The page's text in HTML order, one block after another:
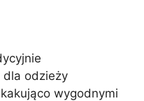
dla odzieży
wygodnymi